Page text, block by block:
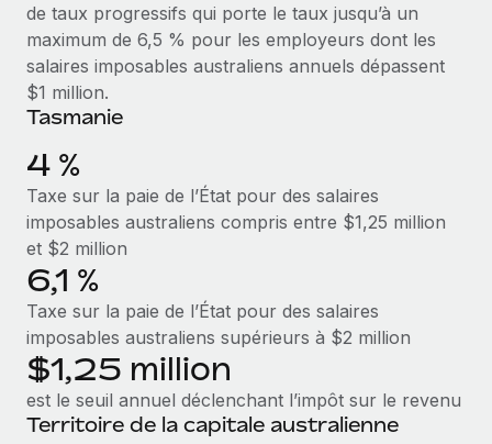
de taux progressifs qui porte le taux jusqu’à un
maximum de 6,5 % pour les employeurs dont les
salaires imposables australiens annuels dépassent
$1 million.
Tasmanie
4 %
Taxe sur la paie de l’État pour des salaires
imposables australiens compris entre $1,25 million
et $2 million
6,1 %
Taxe sur la paie de l’État pour des salaires
imposables australiens supérieurs à $2 million
$1,25 million
est le seuil annuel déclenchant l’impôt sur le revenu
Territoire de la capitale australienne